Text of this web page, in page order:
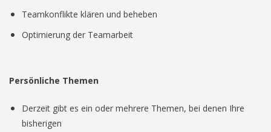
Teamkonflikte klären und beheben
Optimierung der Teamarbeit
Persönliche Themen
Derzeit gibt es ein oder mehrere Themen, bei denen Ihre
bisherigen